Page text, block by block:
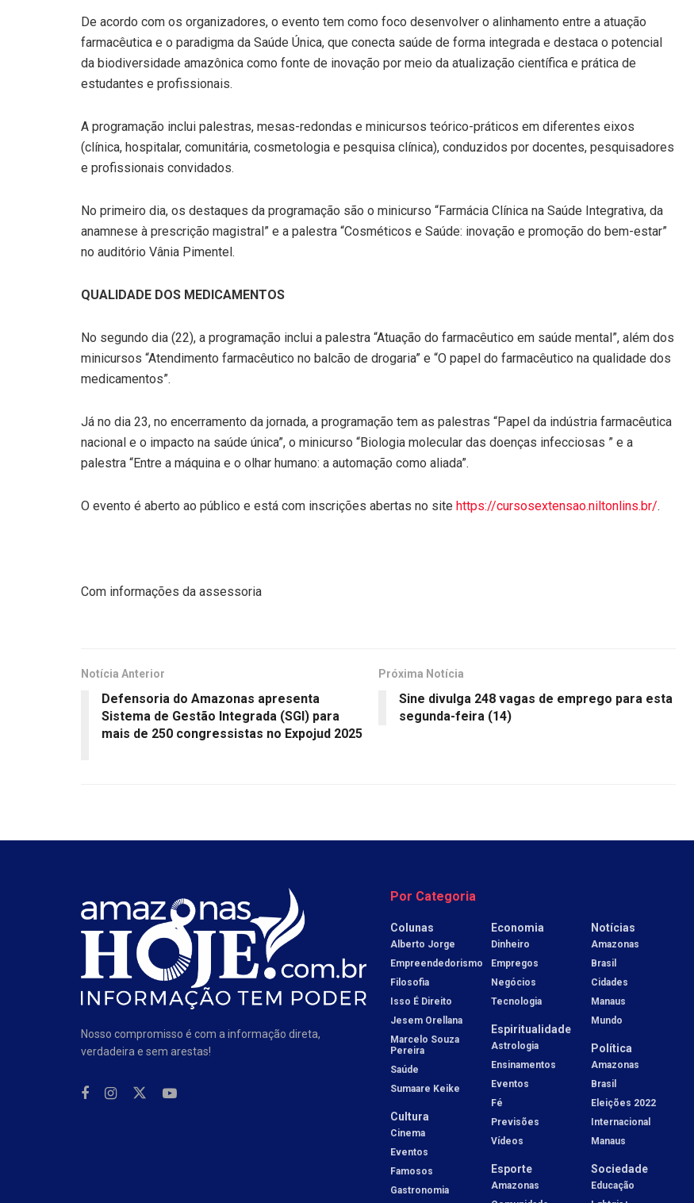
De acordo com os organizadores, o evento tem como foco desenvolver o alinhamento entre a atuação
farmacêutica e o paradigma da Saúde Única, que conecta saúde de forma integrada e destaca o potencial
da biodiversidade amazônica como fonte de inovação por meio da atualização científica e prática de
estudantes e profissionais.
A programação inclui palestras, mesas-redondas e minicursos teórico-práticos em diferentes eixos
(clínica, hospitalar, comunitária, cosmetologia e pesquisa clínica), conduzidos por docentes, pesquisadores
e profissionais convidados.
No primeiro dia, os destaques da programação são o minicurso “Farmácia Clínica na Saúde Integrativa, da
anamnese à prescrição magistral” e a palestra “Cosméticos e Saúde: inovação e promoção do bem-estar”
no auditório Vânia Pimentel.
QUALIDADE DOS MEDICAMENTOS
No segundo dia (22), a programação inclui a palestra “Atuação do farmacêutico em saúde mental”, além dos
minicursos “Atendimento farmacêutico no balcão de drogaria” e “O papel do farmacêutico na qualidade dos
medicamentos”.
Já no dia 23, no encerramento da jornada, a programação tem as palestras “Papel da indústria farmacêutica
nacional e o impacto na saúde única”, o minicurso “Biologia molecular das doenças infecciosas ” e a
palestra “Entre a máquina e o olhar humano: a automação como aliada”.
O evento é aberto ao público e está com inscrições abertas no site https://cursosextensao.niltonlins.br/.
Com informações da assessoria
Notícia Anterior
Defensoria do Amazonas apresenta
Sistema de Gestão Integrada (SGI) para
mais de 250 congressistas no Expojud 2025
Próxima Notícia
Sine divulga 248 vagas de emprego para esta
segunda-feira (14)
Nosso compromisso é com a informação direta,
verdadeira e sem arestas!
Por Categoria
Colunas
Alberto Jorge
Empreendedorismo
Filosofia
Isso É Direito
Jesem Orellana
Marcelo Souza
Pereira
Saúde
Sumaare Keike
Cultura
Cinema
Eventos
Famosos
Gastronomia
Economia
Dinheiro
Empregos
Negócios
Tecnologia
Espiritualidade
Astrologia
Ensinamentos
Eventos
Fé
Previsões
Vídeos
Esporte
Amazonas
Notícias
Amazonas
Brasil
Cidades
Manaus
Mundo
Política
Amazonas
Brasil
Eleições 2022
Internacional
Manaus
Sociedade
Educação